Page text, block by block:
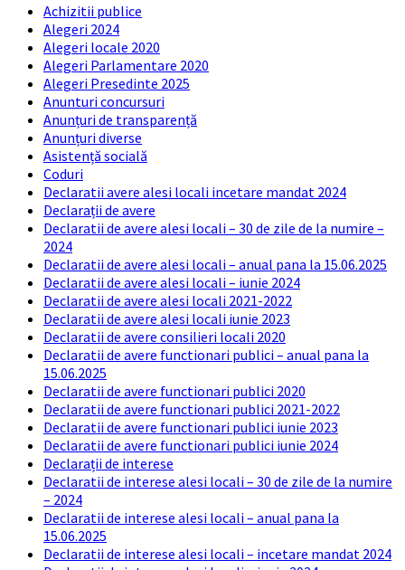
Achizitii publice
Alegeri 2024
Alegeri locale 2020
Alegeri Parlamentare 2020
Alegeri Presedinte 2025
Anunturi concursuri
Anunțuri de transparență
Anunțuri diverse
Asistență socială
Coduri
Declaratii avere alesi locali incetare mandat 2024
Declarații de avere
Declaratii de avere alesi locali – 30 de zile de la numire –
2024
Declaratii de avere alesi locali – anual pana la 15.06.2025
Declaratii de avere alesi locali – iunie 2024
Declaratii de avere alesi locali 2021-2022
Declaratii de avere alesi locali iunie 2023
Declaratii de avere consilieri locali 2020
Declaratii de avere functionari publici – anual pana la
15.06.2025
Declaratii de avere functionari publici 2020
Declaratii de avere functionari publici 2021-2022
Declaratii de avere functionari publici iunie 2023
Declaratii de avere functionari publici iunie 2024
Declarații de interese
Declaratii de interese alesi locali – 30 de zile de la numire
– 2024
Declaratii de interese alesi locali – anual pana la
15.06.2025
Declaratii de interese alesi locali – incetare mandat 2024